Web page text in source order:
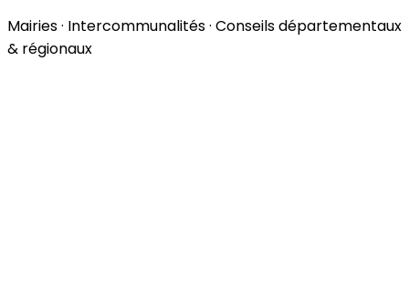
Mairies · Intercommunalités · Conseils départementaux
& régionaux